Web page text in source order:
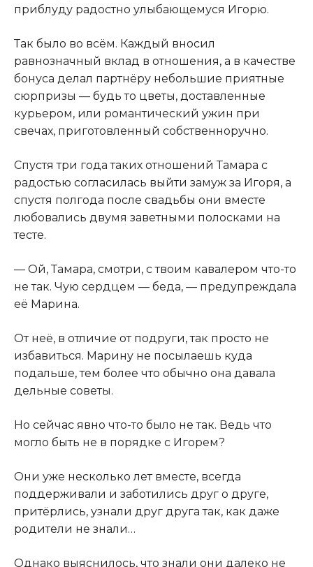
приблуду радостно улыбающемуся Игорю.
Так было во всём. Каждый вносил
равнозначный вклад в отношения, а в качестве
бонуса делал партнёру небольшие приятные
сюрпризы — будь то цветы, доставленные
курьером, или романтический ужин при
свечах, приготовленный собственноручно.
Спустя три года таких отношений Тамара с
радостью согласилась выйти замуж за Игоря, а
спустя полгода после свадьбы они вместе
любовались двумя заветными полосками на
тесте.
— Ой, Тамара, смотри, с твоим кавалером что-то
не так. Чую сердцем — беда, — предупреждала
её Марина.
От неё, в отличие от подруги, так просто не
избавиться. Марину не посылаешь куда
подальше, тем более что обычно она давала
дельные советы.
Но сейчас явно что-то было не так. Ведь что
могло быть не в порядке с Игорем?
Они уже несколько лет вместе, всегда
поддерживали и заботились друг о друге,
притёрлись, узнали друг друга так, как даже
родители не знали…
Однако выяснилось, что знали они далеко не